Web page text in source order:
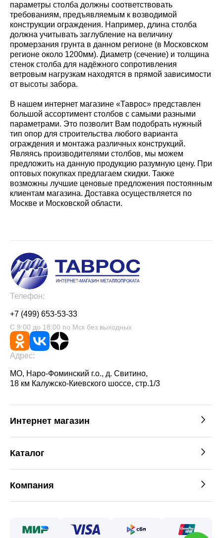
параметры столба должны соответствовать
требованиям, предъявляемым к возводимой
конструкции ограждения. Например, длина столба
должна учитывать заглубление на величину
промерзания грунта в данном регионе (в Московском
регионе около 1200мм). Диаметр (сечение) и толщина
стенок столба для надёжного сопротивления
ветровым нагрузкам находятся в прямой зависимости
от высоты забора.
В нашем интернет магазине «Таврос» представлен
большой ассортимент столбов с самыми разными
параметрами. Это позволит Вам подобрать нужный
тип опор для строительства любого варианта
ограждения и монтажа различных конструкций.
Являясь производителями столбов, мы можем
предложить на данную продукцию разумную цену. При
оптовых покупках предлагаем скидки. Также
возможны лучшие ценовые предложения постоянным
клиентам магазина. Доставка осуществляется по
Москве и Московской области.
Телефон:
+7 (499) 653-53-33
С 9:00 до 18:00 по Мск без выходных
Адрес:
МО, Наро-Фоминский г.о., д. Свитино,
18 км Калужско-Киевского шоссе, стр.1/3
Интернет магазин
Каталог
Компания